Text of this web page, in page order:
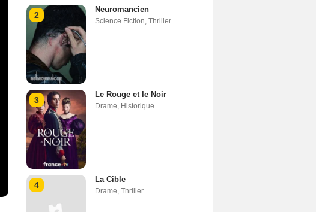
2
Neuromancien
Science Fiction Thriller
3
Le Rouge et le Noir
Drame Historique
4
La Cible
Drame Thriller